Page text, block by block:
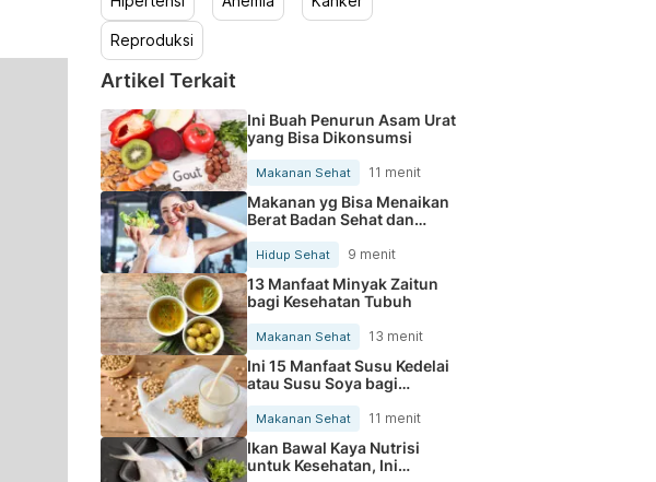
Reproduksi
Artikel Terkait
Ini Buah Penurun Asam Urat
yang Bisa Dikonsumsi
Makanan Sehat 11 menit
Makanan yg Bisa Menaikan
Berat Badan Sehat dan
Cepat
Hidup Sehat 9 menit
13 Manfaat Minyak Zaitun
bagi Kesehatan Tubuh
Makanan Sehat 13 menit
Ini 15 Manfaat Susu Kedelai
atau Susu Soya bagi
Kesehatan Tubuh
Makanan Sehat 11 menit
Ikan Bawal Kaya Nutrisi
untuk Kesehatan, Ini